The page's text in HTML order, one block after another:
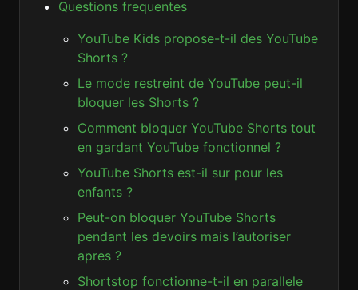
Questions frequentes
YouTube Kids propose-t-il des YouTube
Shorts ?
Le mode restreint de YouTube peut-il
bloquer les Shorts ?
Comment bloquer YouTube Shorts tout
en gardant YouTube fonctionnel ?
YouTube Shorts est-il sur pour les
enfants ?
Peut-on bloquer YouTube Shorts
pendant les devoirs mais l’autoriser
apres ?
Shortstop fonctionne-t-il en parallele